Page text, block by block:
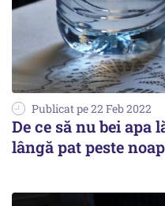
Publicat pe 22 Feb 2022
De ce să nu bei apa
lângă pat peste